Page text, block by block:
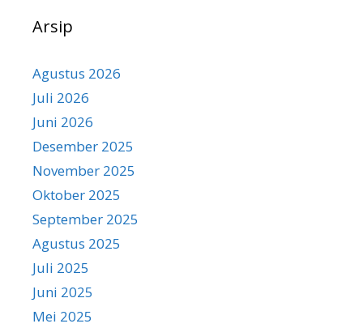
Arsip
Agustus 2026
Juli 2026
Juni 2026
Desember 2025
November 2025
Oktober 2025
September 2025
Agustus 2025
Juli 2025
Juni 2025
Mei 2025